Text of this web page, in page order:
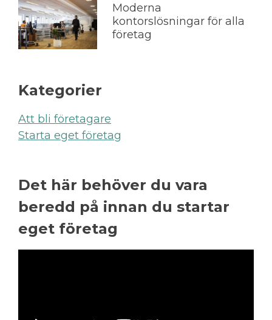
Moderna
kontorslösningar för alla
företag
Kategorier
Att bli företagare
Starta eget företag
Det här behöver du vara
beredd på innan du startar
eget företag